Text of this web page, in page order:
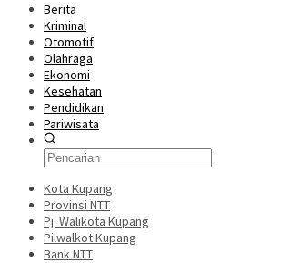
Berita
Kriminal
Otomotif
Olahraga
Ekonomi
Kesehatan
Pendidikan
Pariwisata
Kota Kupang
Provinsi NTT
Pj. Walikota Kupang
Pilwalkot Kupang
Bank NTT